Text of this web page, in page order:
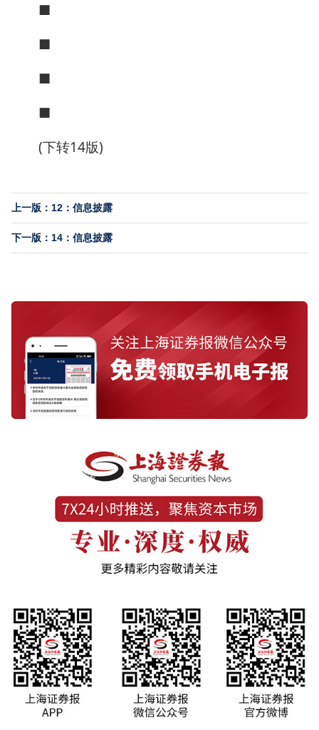
■
■
■
■
(下转14版)
上一版：12：信息披露
下一版：14：信息披露